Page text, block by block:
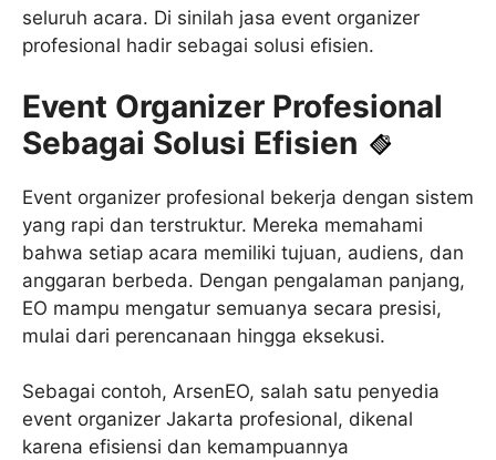
seluruh acara. Di sinilah jasa event organizer
profesional hadir sebagai solusi efisien.
Event Organizer Profesional
Sebagai Solusi Efisien
Event organizer profesional bekerja dengan sistem
yang rapi dan terstruktur. Mereka memahami
bahwa setiap acara memiliki tujuan, audiens, dan
anggaran berbeda. Dengan pengalaman panjang,
EO mampu mengatur semuanya secara presisi,
mulai dari perencanaan hingga eksekusi.
Sebagai contoh, ArsenEO, salah satu penyedia
event organizer Jakarta profesional, dikenal
karena efisiensi dan kemampuannya